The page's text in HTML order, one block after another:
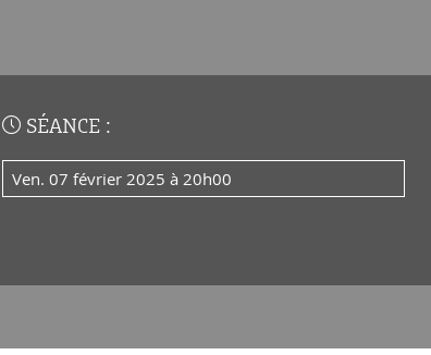
SÉANCE :
ven. 07 février 2025 à 20h00